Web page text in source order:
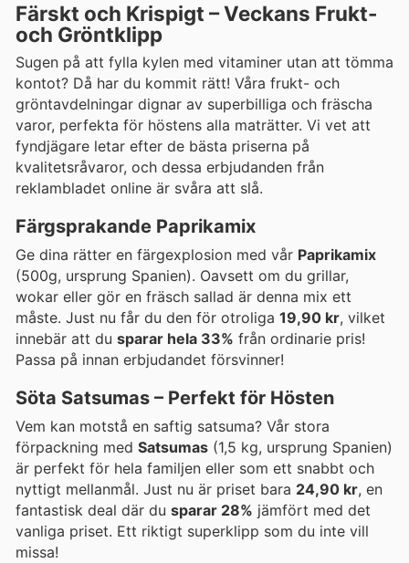
Färskt och Krispigt – Veckans Frukt-
och Gröntklipp
Sugen på att fylla kylen med vitaminer utan att tömma
kontot? Då har du kommit rätt! Våra frukt- och
gröntavdelningar dignar av superbilliga och fräscha
varor, perfekta för höstens alla maträtter. Vi vet att
fyndjägare letar efter de bästa priserna på
kvalitetsråvaror, och dessa erbjudanden från
reklambladet online är svåra att slå.
Färgsprakande Paprikamix
Ge dina rätter en färgexplosion med vår Paprikamix
(500g, ursprung Spanien). Oavsett om du grillar,
wokar eller gör en fräsch sallad är denna mix ett
måste. Just nu får du den för otroliga 19,90 kr, vilket
innebär att du sparar hela 33% från ordinarie pris!
Passa på innan erbjudandet försvinner!
Söta Satsumas – Perfekt för Hösten
Vem kan motstå en saftig satsuma? Vår stora
förpackning med Satsumas (1,5 kg, ursprung Spanien)
är perfekt för hela familjen eller som ett snabbt och
nyttigt mellanmål. Just nu är priset bara 24,90 kr, en
fantastisk deal där du sparar 28% jämfört med det
vanliga priset. Ett riktigt superklipp som du inte vill
missa!